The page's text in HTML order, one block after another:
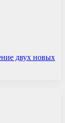
двух новых